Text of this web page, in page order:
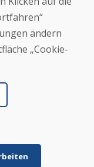
von Waren
ändern
„Cookie-